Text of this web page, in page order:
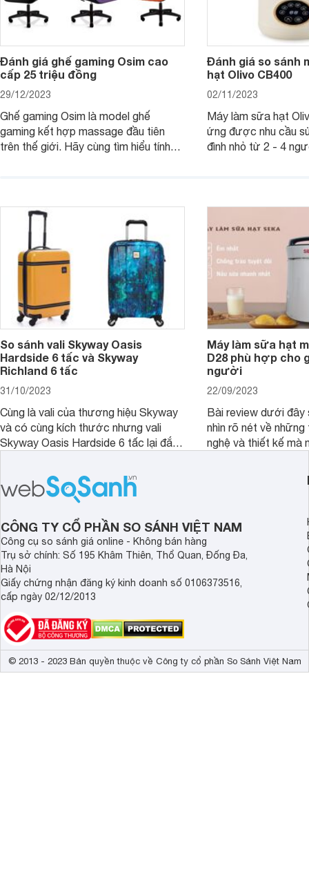
Đánh giá ghế gaming Osim cao
cấp 25 triệu đồng
29/12/2023
Ghế gaming Osim là model ghế
gaming kết hợp massage đầu tiên
trên thế giới. Hãy cùng tìm hiểu tính
Đánh giá so sánh
hạt Olivo CB400
02/11/2023
Máy làm sữa hạt
ứng được nhu cầu
đình nhỏ từ 2 - 4
So sánh vali Skyway Oasis
Hardside 6 tấc và Skyway
Richland 6 tấc
31/10/2023
Cùng là vali của thương hiệu Skyway
và có cùng kích thước nhưng vali
Skyway Oasis Hardside 6 tấc lại đắt
triệu đồng.
Máy làm sữa hạt
D28 phù hợp cho
người
22/09/2023
Bài review dưới đây
nhìn rõ nét về những
nghệ và thiết kế mà
thể đưa ra quyết
CÔNG TY CỔ PHẦN SO SÁNH VIỆT NAM
Công cụ so sánh giá online - Không bán hàng
Trụ sở chính: Số 195 Khâm Thiên, Thổ Quan, Đống Đa,
Hà Nội
Giấy chứng nhận đăng ký kinh doanh số 0106373516,
cấp ngày 02/12/2013
© 2013 - 2023 Bản quyền thuộc về Công ty cổ phần So Sánh Việt Nam